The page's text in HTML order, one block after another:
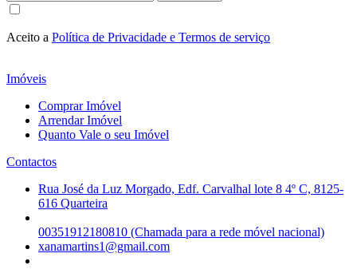
Aceito a Política de Privacidade e Termos de serviço
Imóveis
Comprar Imóvel
Arrendar Imóvel
Quanto Vale o seu Imóvel
Contactos
Rua José da Luz Morgado, Edf. Carvalhal lote 8 4º C, 8125-
616 Quarteira
00351912180810 (Chamada para a rede móvel nacional)
xanamartins1@gmail.com